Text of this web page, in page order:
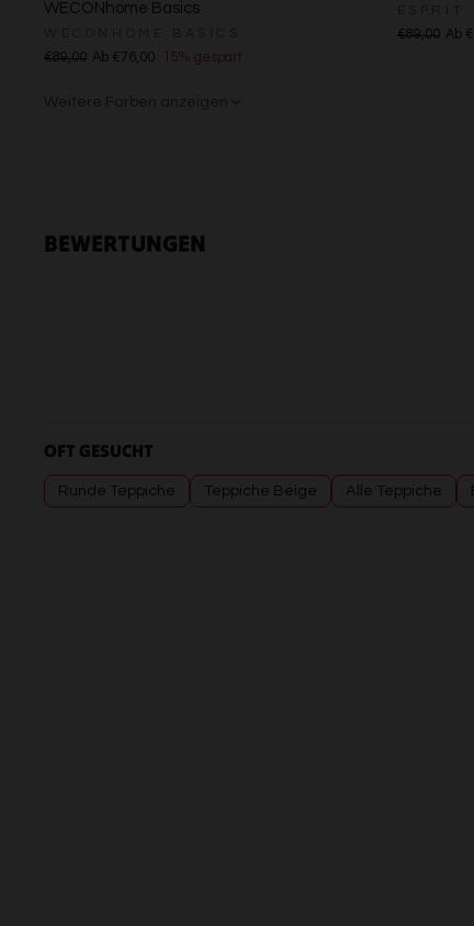
WECONhome Basics
€89,00 Ab €76,00 15% gespart
€89,00 Ab
BEWERTUNGEN
OFT GESUCHT
Runde Teppiche Teppiche Beige Alle Teppiche